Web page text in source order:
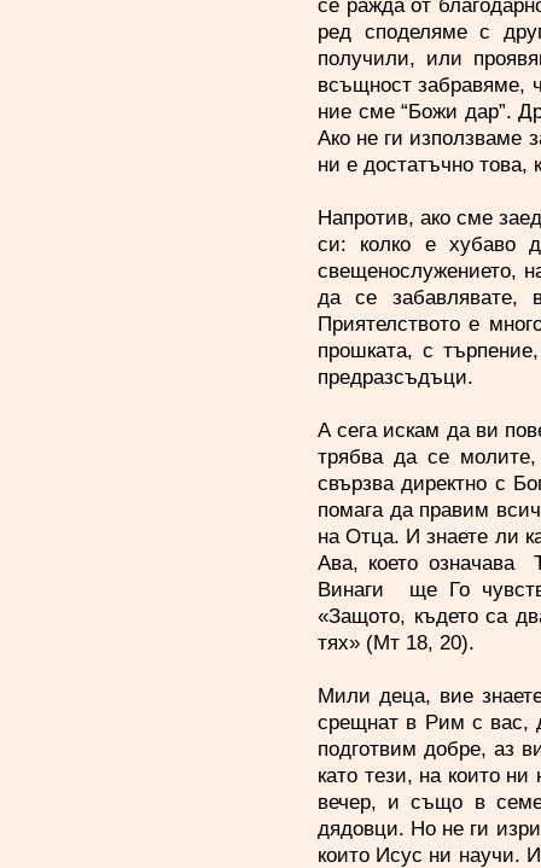
се ражда от
ред споделяме с
получили, или
всъщност забравяме,
ние сме “Божи дар”.
Ако не ги използваме
ни е достатъчно това,
Напротив, ако сме
си: колко е хубаво
свещенослужението,
да се забавлявате,
Приятелството е
прошката, с
предразсъдъци.
А сега искам да ви
трябва да се
свързва директно с
помага да правим
на Отца. И знаете ли
Ава, което
Винаги ще Го
«Защото, където са
тях» (Мт 18, 20).
Мили деца, вие
срещнат в Рим с вас,
подготвим добре, аз
като тези, на които
вечер, и също в
дядовци. Но не ги
които Исус ни научи.